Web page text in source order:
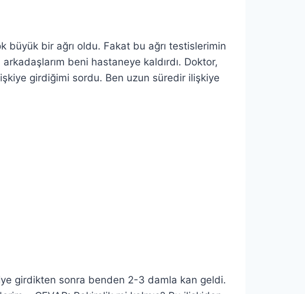
büyük bir ağrı oldu. Fakat bu ağrı testislerimin
beni hastaneye kaldırdı. Doktor,
girdiğimi sordu. Ben uzun süredir ilişkiye
girdikten sonra benden 2-3 damla kan geldi.